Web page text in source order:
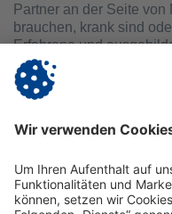
Partner an der Seite
brauchen, krank sind
Erfahrene und
einfühlsam um ihre
Rehabilitation. Unser
Behinderung oder
Klienten bestens
Klienten begegnen wir
ist so wertvoll und
Menschen und seine